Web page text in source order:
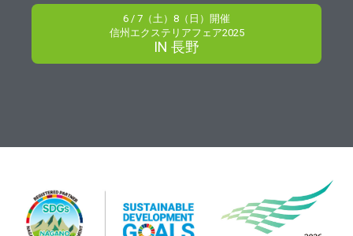
6 / 7（土）8（日）開催
信州エクステリアフェア2025
IN 長野